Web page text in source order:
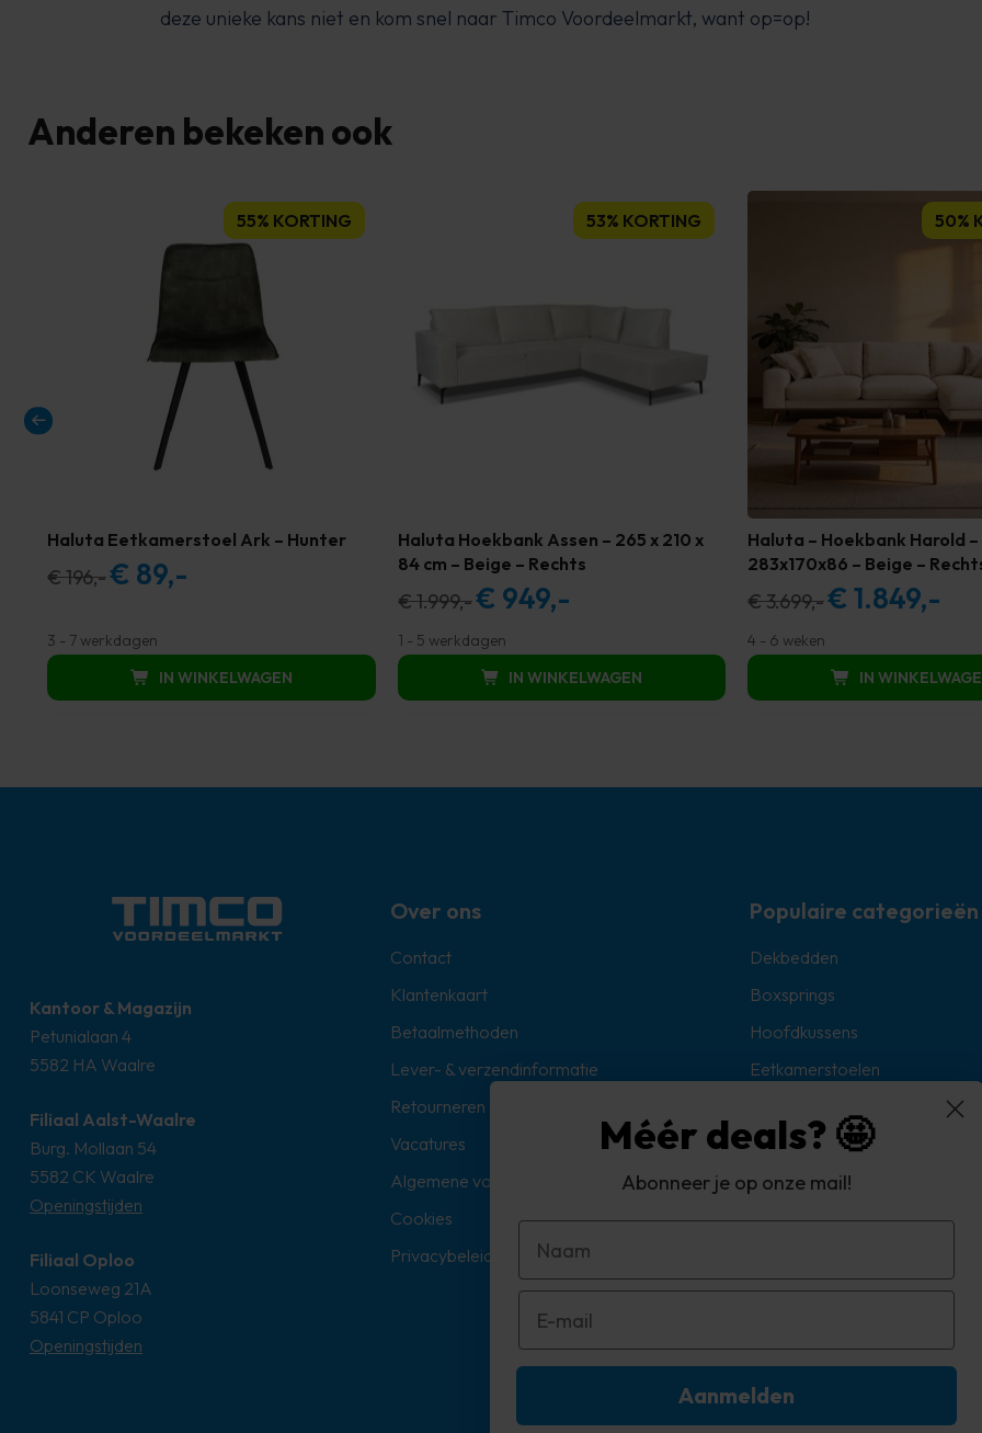
deze unieke kans niet en kom snel naar Timco Voordeelmarkt, want op=op!
Anderen bekeken ook
Haluta Eetkamerstoel Ark – Hunter
€196,-Oorspronkelijke
was:
€ 196,00.
€ 89,-
€ 89,00.
55% KORTING
3 - 7 werkdagen
IN WINKELWAGEN
Haluta Hoekbank Assen – 265 x 210 x
84 cm – Beige – Rechts
€1.999,-Oorspronkelijke
was:
€ 1.999,00.
€ 949,-
is:
€ 949,00.
53% KORTING
1 - 5 werkdagen
IN WINKELWAGEN
Haluta – Hoekbank Harold –
283x170x86 – Beige –
€3.699,-Oorspronkelijke
was:
€ 3.699,00.
€ 1.849,-
is:
€
50%
4 - 6 weken
IN
Kantoor & Magazijn
Petunialaan 4
5582 HA Waalre
Filiaal Aalst-Waalre
Burg. Mollaan 54
5582 CK Waalre
Openingstijden
Filiaal Oploo
Loonseweg 21A
5841 CP Oploo
Openingstijden
Over ons
Contact
Klantenkaart
Betaalmethoden
Lever- & verzendinformatie
Retourneren
Vacatures
Algemene voorwaarden
Cookies
Privacybeleid
Populaire categorieën
Dekbedden
Boxsprings
Hoofdkussens
Eetkamerstoelen
Hoekbanken
Méér deals? 🤩
Abonneer je op onze mail!
Aanmelden